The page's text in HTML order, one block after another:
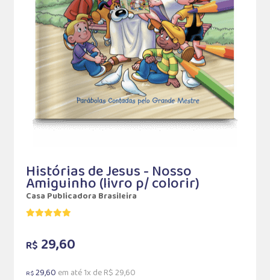
Histórias de Jesus - Nosso
Amiguinho (livro p/ colorir)
Casa Publicadora Brasileira
R$ 29,60
R$29,60 em até 1x de R$ 29,60